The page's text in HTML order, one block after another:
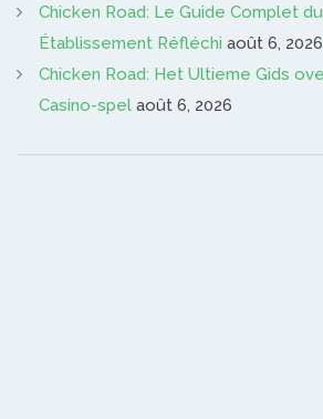
Chicken Road: Le Guide Complet
Établissement Réfléchi août 6, 2026
Chicken Road: Het Ultieme Gids
Casino-spel août 6, 2026